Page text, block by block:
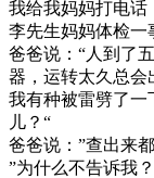
我给我妈妈打电话
李先生妈妈体检一
爸爸说：“人到了
器，运转太久总会
我有种被雷劈了一
儿？“
爸爸说：”查出来
”为什么不告诉我